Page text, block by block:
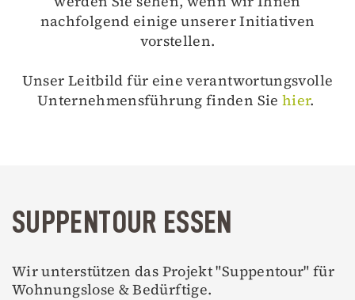
nachfolgend einige unserer Initiativen
vorstellen.
Unser Leitbild für eine verantwortungsvolle
Unternehmensführung finden Sie hier.
SUPPENTOUR ESSEN
Wir unterstützen das Projekt "Suppentour" für
Wohnungslose & Bedürftige.